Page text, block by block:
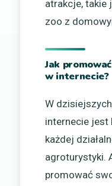
atrakcje, takie
zoo z
Jak
w internecie?
W
internecie jest
każdej
agroturystyki.
promować